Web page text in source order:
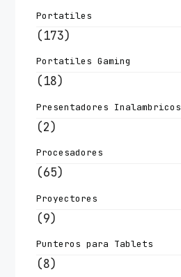
Portatiles
(173)
Portatiles Gaming
(18)
Presentadores Inalambricos
(2)
Procesadores
(65)
Proyectores
(9)
Punteros para Tablets
(8)